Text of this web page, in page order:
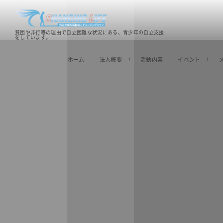
貧困や非行等の理由で自立困難な状況にある、青少年の自立支援
をしています。
ホーム 法人概要 活動内容 イベント